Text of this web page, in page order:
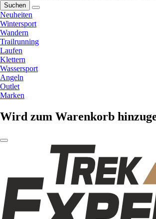
Suchen
Neuheiten
Wintersport
Wandern
Trailrunning
Laufen
Klettern
Wassersport
Angeln
Outlet
Marken
Wird zum Warenkorb